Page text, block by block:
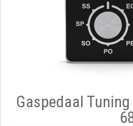
Gaspedaal